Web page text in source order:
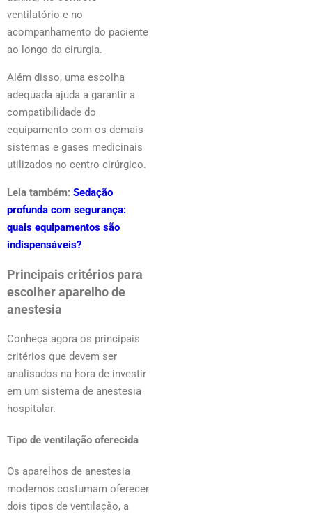
ventilatório e no
acompanhamento do paciente
ao longo da cirurgia.
Além disso, uma escolha
adequada ajuda a garantir a
compatibilidade do
equipamento com os demais
sistemas e gases medicinais
utilizados no centro cirúrgico.
Leia também: Sedação
profunda com segurança:
quais equipamentos são
indispensáveis?
Principais critérios para
escolher aparelho de
anestesia
Conheça agora os principais
critérios que devem ser
analisados na hora de investir
em um sistema de anestesia
hospitalar.
Tipo de ventilação oferecida
Os aparelhos de anestesia
modernos costumam oferecer
dois tipos de ventilação, a